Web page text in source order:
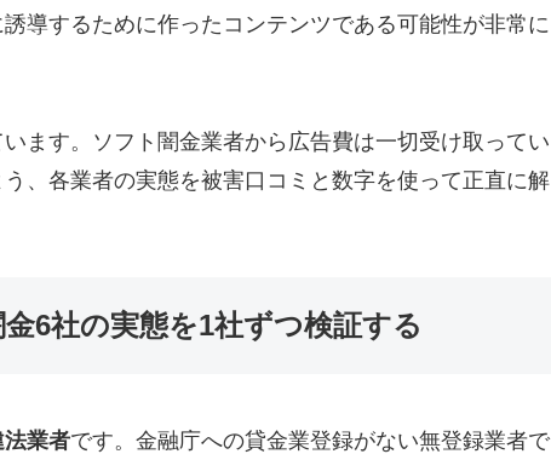
導するために作ったコンテンツである可能性が非常に
ます。ソフト闇金業者から広告費は一切受け取ってい
、各業者の実態を被害口コミと数字を使って正直に解
6社の実態を1社ずつ検証する
業者です。金融庁への貸金業登録がない無登録業者で